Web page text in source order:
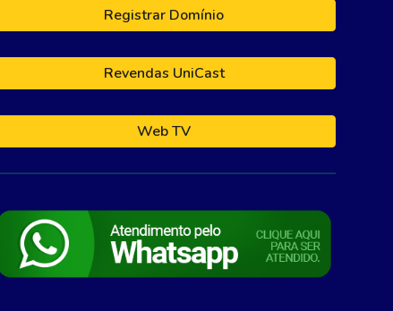
Registrar Domínio
Revendas UniCast
Web TV